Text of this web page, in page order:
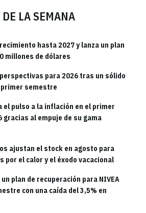
LA SEMANA
hasta 2027 y lanza un plan
millones de dólares
para 2026 tras un sólido
semestre
el pulso a la inflación en el primer
gracias al empuje de su gama
ajustan el stock en agosto para
por el calor y el éxodo vacacional
plan de recuperación para NIVEA
con una caída del 3,5% en